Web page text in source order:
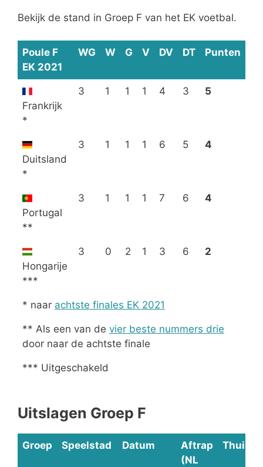
Bekijk de stand in Groep F van het EK voetbal.
Poule F
EK 2021
WG W G V DV DT Punten
Frankrijk
*
3 1 1 1 4 3 5
Duitsland
*
3 1 1 1 6 5 4
Portugal
**
3 1 1 1 7 6 4
Hongarije
***
3 0 2 1 3 6 2
* naar achtste finales EK 2021
** Als een van de vier beste nummers drie
door naar de achtste finale
*** Uitgeschakeld
Uitslagen Groep F
Groep Speelstad Datum
Aftrap
(NL
Thuis